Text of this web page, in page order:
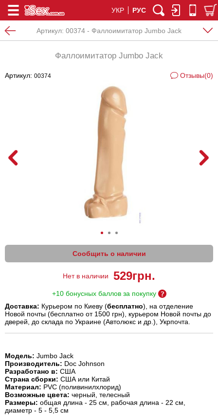
УКР РУС
Артикул: 00374 - Фаллоимитатор Jumbo Jack
Фаллоимитатор Jumbo Jack
Артикул: 00374 Отзывы(0)
Сообщить о наличии
Нет в наличии 529грн.
+10 бонусных баллов за покупку
Доставка: Курьером по Киеву (бесплатно), на отделение
Новой почты (бесплатно от 1500 грн), курьером Новой почты до
дверей, до склада по Украине (Автолюкс и др.), Укрпочта.
Модель: Jumbo Jack
Производитель: Doc Johnson
Разработано в: США
Страна сборки: США или Китай
Материал: PVC (поливинилхлорид)
Возможные цвета: черный, телесный
Размеры: общая длина - 25 см, рабочая длина - 22 см,
диаметр - 5 - 5,5 см